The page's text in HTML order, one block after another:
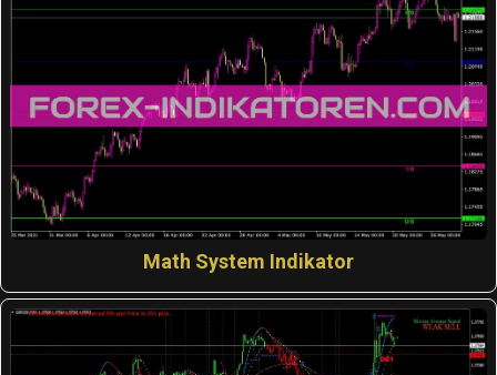
Math System Indikator